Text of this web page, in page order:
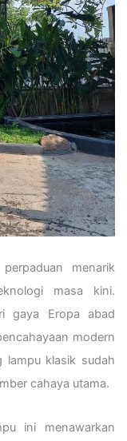
menarik
masa kini.
gaya Eropa abad
modern
lampu klasik sudah
cahaya utama.
ini menawarkan